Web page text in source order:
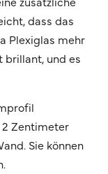
dass das
Plexiglas mehr
brillant, und es
Zentimeter
Sie können